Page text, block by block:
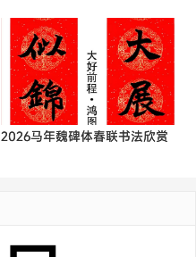
2026马年魏碑体春联书法欣赏